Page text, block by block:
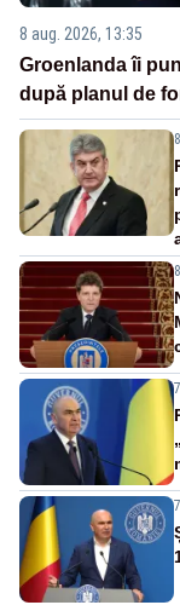
8 aug. 2026, 13:35
Groenlanda îi
după planul de